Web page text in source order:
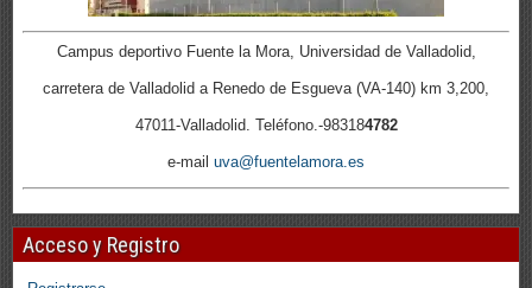
Campus deportivo Fuente la Mora, Universidad de Valladolid,
carretera de Valladolid a Renedo de Esgueva (VA-140) km 3,200,
47011-Valladolid. Teléfono.-983184782
e-mail uva@fuentelamora.es
Acceso y Registro